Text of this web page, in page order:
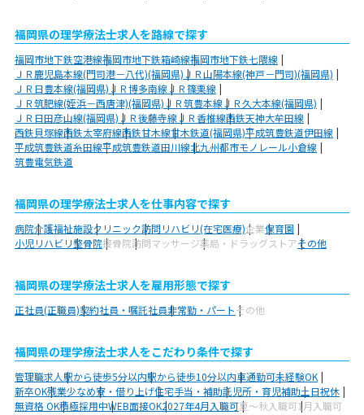
福岡県の理学療法士求人を路線で探す
福岡市地下鉄空港線福岡市地下鉄箱崎線福岡市地下鉄七隈線
ＪＲ鹿児島本線(門司港－八代)(福岡県)ＪＲ山陽本線(神戸－門司)(福岡県)
ＪＲ日豊本線(福岡県)ＪＲ博多南線ＪＲ篠栗線
ＪＲ筑肥線(姪浜－西唐津)(福岡県)ＪＲ筑豊本線ＪＲ久大本線(福岡県)
ＪＲ日田彦山線(福岡県)ＪＲ後藤寺線ＪＲ香椎線西鉄天神大牟田線
西鉄貝塚線西鉄太宰府線西鉄甘木線甘木鉄道(福岡県)平成筑豊鉄道伊田線
平成筑豊鉄道糸田線平成筑豊鉄道田川線北九州都市モノレール小倉線
筑豊電気鉄道
福岡県の理学療法士求人を仕事内容で探す
病院介護福祉施設クリニック訪問リハビリ(在宅医療)企業保育園
小児リハビリ整骨院接骨院訪問マッサージ薬局・ドラッグストアその他
福岡県の理学療法士求人を雇用形態で探す
正社員(正職員)契約社員・嘱託社員非常勤・パートその他
福岡県の理学療法士求人をこだわり条件で探す
管理職求人駅から徒歩5分以内駅から徒歩10分以内車通勤可未経験OK
新卒OK残業少なめ寮・借り上げ住宅手当・補助託児所・育児補助土日祝休
無資格 OK積極採用中WEB面接OK2027年4月入職可夏～秋入職可1月入職可